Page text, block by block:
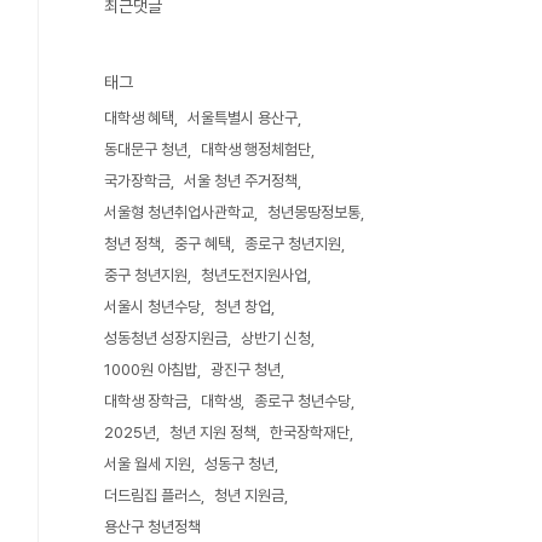
최근댓글
태그
대학생 혜택
서울특별시 용산구
동대문구 청년
대학생 행정체험단
국가장학금
서울 청년 주거정책
서울형 청년취업사관학교
청년몽땅정보통
청년 정책
중구 혜택
종로구 청년지원
중구 청년지원
청년도전지원사업
서울시 청년수당
청년 창업
성동청년 성장지원금
상반기 신청
1000원 아침밥
광진구 청년
대학생 장학금
대학생
종로구 청년수당
2025년
청년 지원 정책
한국장학재단
서울 월세 지원
성동구 청년
더드림집 플러스
청년 지원금
용산구 청년정책